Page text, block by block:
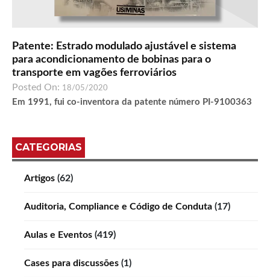
Patente: Estrado modulado ajustável e sistema
para acondicionamento de bobinas para o
transporte em vagões ferroviários
Posted On: 18/05/2020
Em 1991, fui co-inventora da patente número PI-9100363
CATEGORIAS
Artigos (62)
Auditoria, Compliance e Código de Conduta (17)
Aulas e Eventos (419)
Cases para discussões (1)